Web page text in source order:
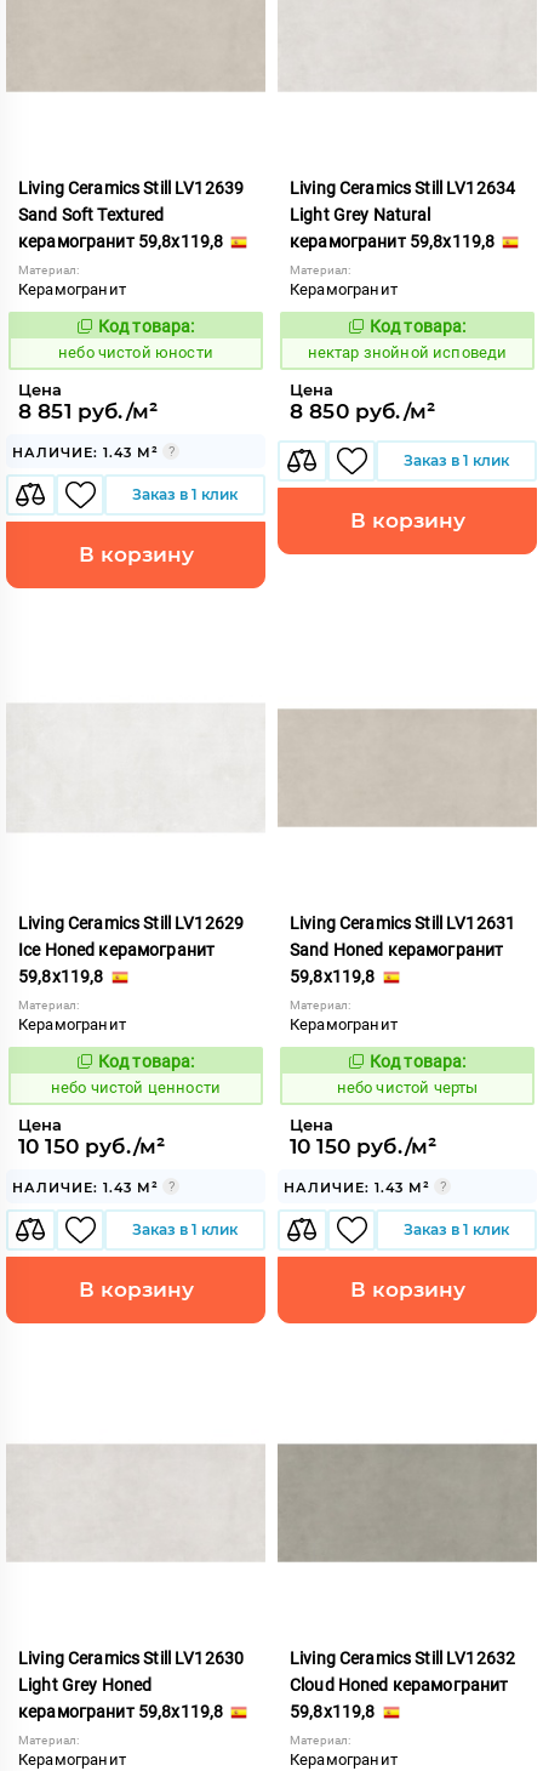
Living Ceramics Still LV12639
Sand Soft Textured
керамогранит 59,8x119,8
Материал:
Керамогранит
1123998
Код товара:
небо чистой юности
Цена
8 851 руб./м²
НАЛИЧИЕ: 1.43 М²
Заказ в 1 клик
В корзину
Living Ceramics Still LV12634
Light Grey Natural
керамогранит 59,8x119,8
Материал:
Керамогранит
1129035
Код товара:
нектар знойной исповеди
Цена
8 850 руб./м²
Заказ в 1 клик
В корзину
Living Ceramics Still LV12629
Ice Honed керамогранит
59,8x119,8
Материал:
Керамогранит
1123992
Код товара:
небо чистой ценности
Цена
10 150 руб./м²
НАЛИЧИЕ: 1.43 М²
Заказ в 1 клик
В корзину
Living Ceramics Still LV12631
Sand Honed керамогранит
59,8x119,8
Материал:
Керамогранит
1123995
Код товара:
небо чистой черты
Цена
10 150 руб./м²
НАЛИЧИЕ: 1.43 М²
Заказ в 1 клик
В корзину
Living Ceramics Still LV12630
Light Grey Honed
керамогранит 59,8x119,8
Материал:
Керамогранит
Living Ceramics Still LV12632
Cloud Honed керамогранит
59,8x119,8
Материал:
Керамогранит